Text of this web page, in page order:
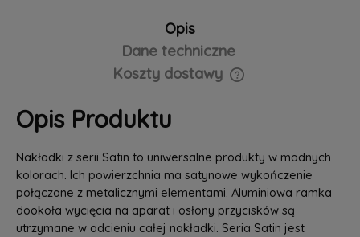
Opis
Dane techniczne
Koszty dostawy
Cena nie zawiera ewentualnych kosztów płatności
Opis Produktu
Nakładki z serii Satin to uniwersalne produkty w modnych
kolorach. Ich powierzchnia ma satynowe wykończenie
połączone z metalicznymi elementami. Aluminiowa ramka
dookoła wycięcia na aparat i osłony przycisków są
utrzymane w odcieniu całej nakładki. Seria Satin jest